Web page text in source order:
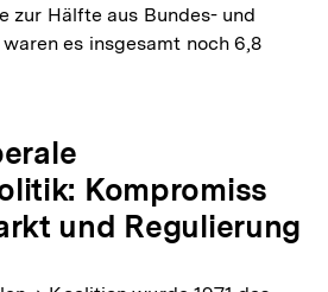
zur Hälfte aus Bundes- und
es insgesamt noch 6,8
Kompromiss
und Regulierung